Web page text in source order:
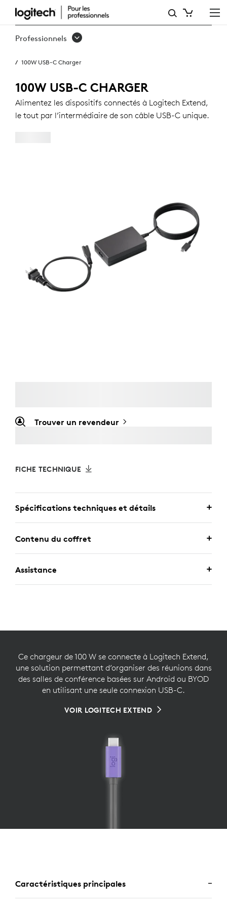
100W
USB-
CHARGER
Professionnels
100W USB-C Charger
100W USB-C CHARGER
Alimentez les dispositifs connectés à Logitech Extend,
le tout par l’intermédiaire de son câble USB-C unique.
Trouver un revendeur
FICHE TECHNIQUE
Spécifications techniques et détails
Contenu du coffret
Assistance
Ce chargeur de 100 W se connecte à Logitech Extend,
une solution permettant d’organiser des réunions dans
des salles de conférence basées sur Android ou BYOD
en utilisant une seule connexion USB-C.
VOIR LOGITECH EXTEND
Caractéristiques principales